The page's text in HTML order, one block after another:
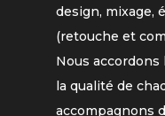
design, mixage,
(retouche et
Nous
la qualité de
accompagnons